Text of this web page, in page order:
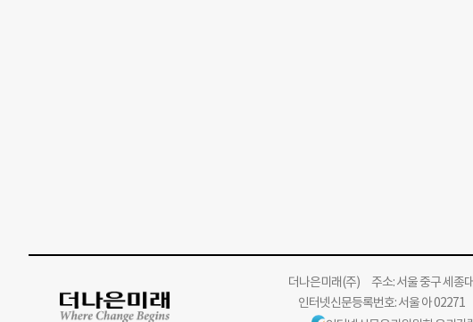
더나은미래(주)주소: 서울 중구 세종
인터넷신문등록번호: 서울 아